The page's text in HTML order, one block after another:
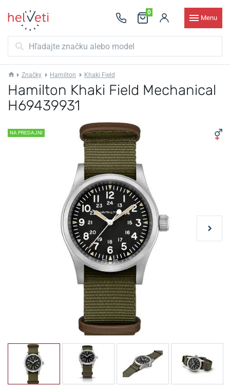
0
Menu
Značky Hamilton Khaki Field
Hamilton Khaki Field Mechanical
H69439931
NA PREDAJNI